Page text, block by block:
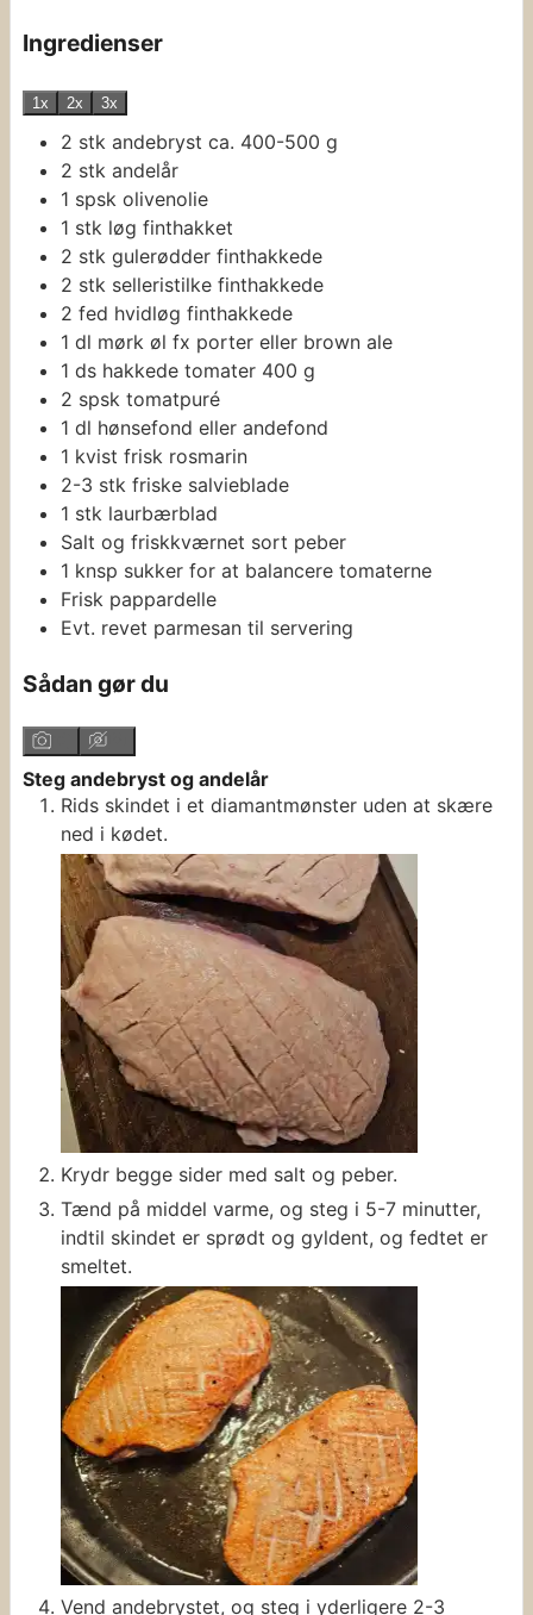
Ingredienser
1x 2x 3x
2 stk andebryst ca. 400-500 g
2 stk andelår
1 spsk olivenolie
1 stk løg finthakket
2 stk gulerødder finthakkede
2 stk selleristilke finthakkede
2 fed hvidløg finthakkede
1 dl mørk øl fx porter eller brown ale
1 ds hakkede tomater 400 g
2 spsk tomatpuré
1 dl hønsefond eller andefond
1 kvist frisk rosmarin
2-3 stk friske salvieblade
1 stk laurbærblad
Salt og friskkværnet sort peber
1 knsp sukker for at balancere tomaterne
Frisk pappardelle
Evt. revet parmesan til servering
Sådan gør du
Steg andebryst og andelår
Rids skindet i et diamantmønster uden at skære
ned i kødet.
Krydr begge sider med salt og peber.
Tænd på middel varme, og steg i 5-7 minutter,
indtil skindet er sprødt og gyldent, og fedtet er
smeltet.
Vend andebrystet, og steg i yderligere 2-3